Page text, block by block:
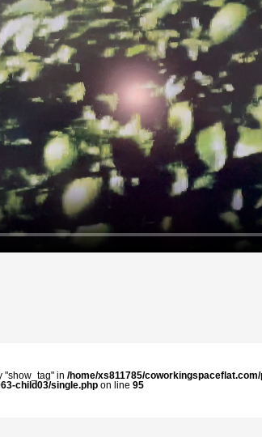
"show_tag" in /home/xs811785/
child03/single.php on line 95